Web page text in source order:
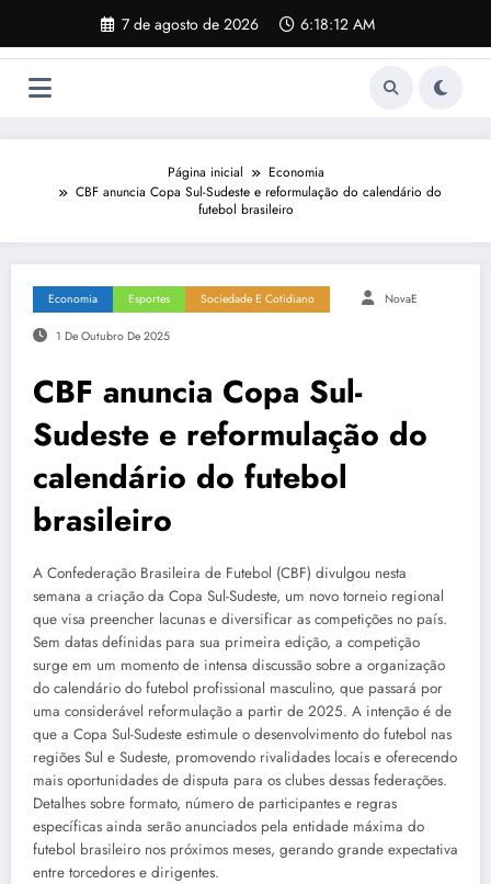
o
7 de agosto de 2026 6:18:13 AM
Página inicial
Economia
CBF anuncia Copa Sul-Sudeste e reformulação do calendário do
futebol brasileiro
Economia Esportes Sociedade E Cotidiano NovaE
1 De Outubro De 2025
CBF anuncia Copa Sul-
Sudeste e reformulação do
calendário do futebol
brasileiro
A Confederação Brasileira de Futebol (CBF) divulgou nesta
semana a criação da Copa Sul-Sudeste, um novo torneio regional
que visa preencher lacunas e diversificar as competições no país.
Sem datas definidas para sua primeira edição, a competição
surge em um momento de intensa discussão sobre a organização
do calendário do futebol profissional masculino, que passará por
uma considerável reformulação a partir de 2025. A intenção é de
que a Copa Sul-Sudeste estimule o desenvolvimento do futebol nas
regiões Sul e Sudeste, promovendo rivalidades locais e oferecendo
mais oportunidades de disputa para os clubes dessas federações.
Detalhes sobre formato, número de participantes e regras
específicas ainda serão anunciados pela entidade máxima do
futebol brasileiro nos próximos meses, gerando grande expectativa
entre torcedores e dirigentes.